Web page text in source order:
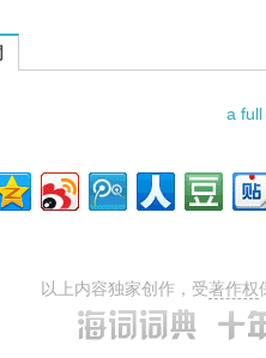
on的相关资料：
a
以上内容独家创作，受著作权